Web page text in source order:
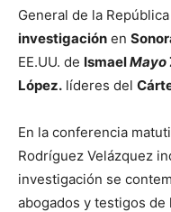
General de la
investigación en
EE.UU. de IsmaelMayo
López. líderes del
En la conferencia
Rodríguez Velázquez
investigación se
abogados y testigos de